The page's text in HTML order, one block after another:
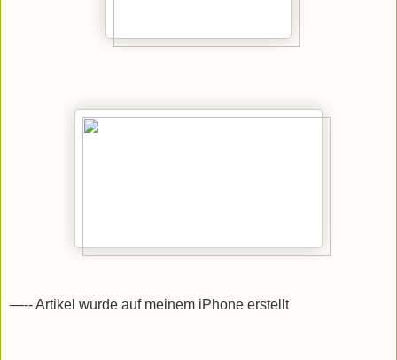
—-- Artikel wurde auf meinem iPhone erstellt